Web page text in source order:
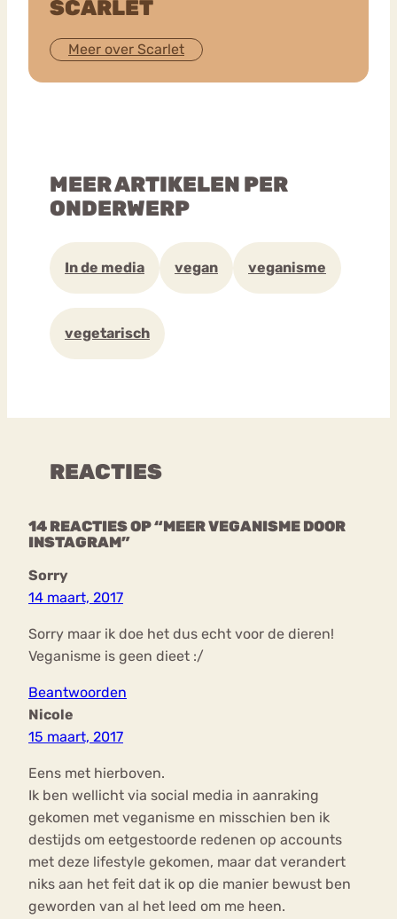
SCARLET
Meer over Scarlet
MEER ARTIKELEN PER
ONDERWERP
In de media vegan veganisme
vegetarisch
REACTIES
14 REACTIES OP “MEER VEGANISME DOOR
INSTAGRAM”
Sorry
14 maart, 2017
Sorry maar ik doe het dus echt voor de dieren!
Veganisme is geen dieet :/
Beantwoorden
Nicole
15 maart, 2017
Eens met hierboven.
Ik ben wellicht via social media in aanraking
gekomen met veganisme en misschien ben ik
destijds om eetgestoorde redenen op accounts
met deze lifestyle gekomen, maar dat verandert
niks aan het feit dat ik op die manier bewust ben
geworden van al het leed om me heen.